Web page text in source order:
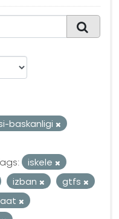
baskanligi
iskele
izban
gtfs